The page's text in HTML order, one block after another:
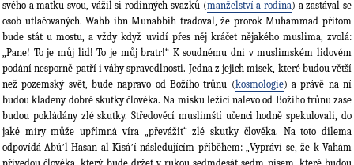
svého a matku svou, vážil si rodinných svazků (manželství a rodina) a zastával se
osob utlačovaných. Wahb ibn Munabbih tradoval, že prorok Muhammad přitom
bude stát u mostu, a vždy když uvidí přes něj kráčet nějakého muslima, zvolá:
„Pane! To je můj lid! To je můj bratr!“ K soudnému dni v muslimském lidovém
podání nesporně patří i váhy spravedlnosti. Jedna z jejich misek, které budou větší
než pozemský svět, bude napravo od Božího trůnu (kosmologie) a právě na ní
budou kladeny dobré skutky člověka. Na misku ležící nalevo od Božího trůnu zase
budou pokládány zlé skutky. Středověcí muslimští učenci hodně spekulovali, do
jaké míry může upřímná víra „převážit“ zlé skutky člověka. Na toto dilema
odpovídá Abúʼl-Hasan al-Kisáʼí následujícím příběhem: „Vypráví se, že k Vahám